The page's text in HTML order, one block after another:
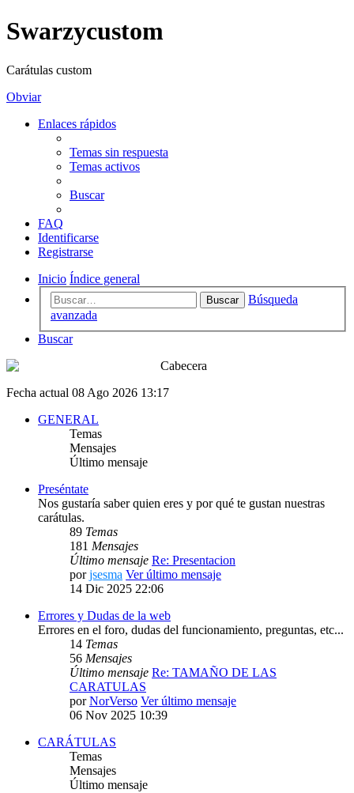
Swarzycustom
Carátulas custom
Obviar
Enlaces rápidos
Temas sin respuesta
Temas activos
Buscar
FAQ
Identificarse
Registrarse
Inicio Índice general
Buscar
Búsqueda
avanzada
Buscar
Fecha actual 08 Ago 2026 13:17
GENERAL
Temas
Mensajes
Último mensaje
Preséntate
Nos gustaría saber quien eres y por qué te gustan nuestras
carátulas.
89 Temas
181 Mensajes
Último mensaje Re: Presentacion
porjsesma Ver último mensaje
14 Dic 2025 22:06
Errores y Dudas de la web
Errores en el foro, dudas del funcionamiento, preguntas, etc...
14 Temas
56 Mensajes
Último mensaje Re: TAMAÑO DE LAS
CARATULAS
porNorVerso Ver último mensaje
06 Nov 2025 10:39
CARÁTULAS
Temas
Mensajes
Último mensaje